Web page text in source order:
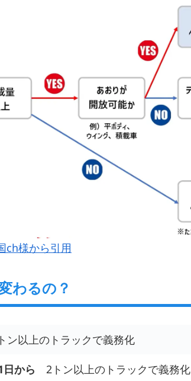
ch様から引用
わるの？
以上のトラックで義務化
から 2トン以上のトラックで義務化